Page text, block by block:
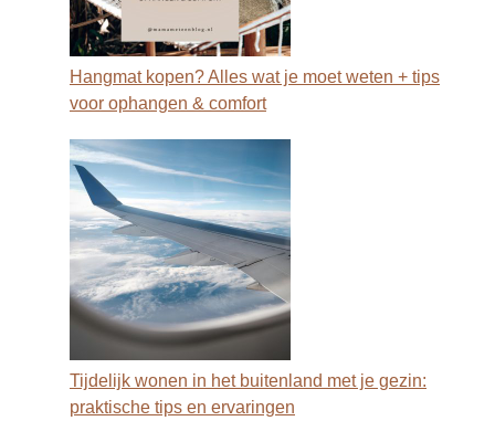
Hangmat kopen? Alles wat je moet weten + tips
voor ophangen & comfort
Tijdelijk wonen in het buitenland met je gezin:
praktische tips en ervaringen